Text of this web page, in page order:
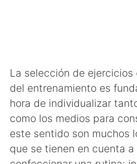
La selección de ejercicios
del entrenamiento es
hora de individualizar
como los medios para
este sentido son muchos
que se tienen en cuenta a